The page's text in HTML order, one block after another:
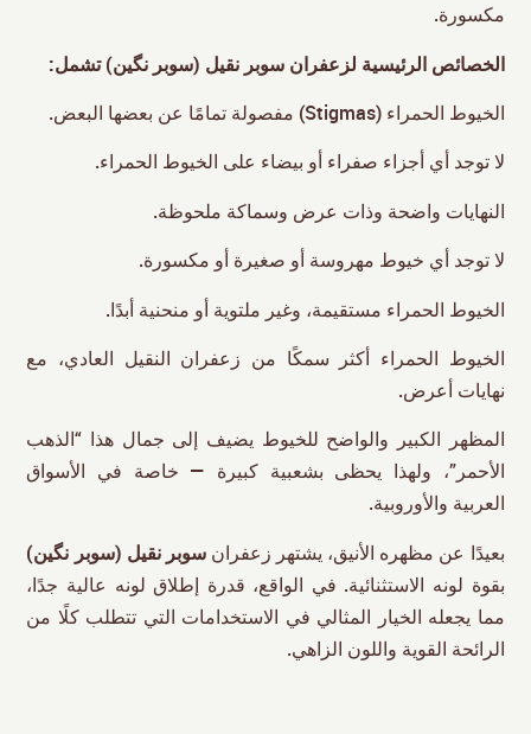
مكسورة.
الخصائص الرئيسية لزعفران سوبر نقیل (سوبر نگین) تشمل:
الخيوط الحمراء (Stigmas) مفصولة تمامًا عن بعضها البعض.
لا توجد أي أجزاء صفراء أو بيضاء على الخيوط الحمراء.
النهايات واضحة وذات عرض وسماكة ملحوظة.
لا توجد أي خيوط مهروسة أو صغيرة أو مكسورة.
الخيوط الحمراء مستقيمة، وغير ملتوية أو منحنية أبدًا.
الخيوط الحمراء أكثر سمكًا من زعفران النقیل العادي، مع
نهايات أعرض.
المظهر الكبير والواضح للخيوط يضيف إلى جمال هذا “الذهب
الأحمر”، ولهذا يحظى بشعبية كبيرة — خاصة في الأسواق
العربية والأوروبية.
بعيدًا عن مظهره الأنيق، يشتهر زعفرانسوبر نقیل (سوبر نگین)
بقوة لونه الاستثنائية. في الواقع، قدرة إطلاق لونه عالية جدًا،
مما يجعله الخيار المثالي في الاستخدامات التي تتطلب كلًا من
الرائحة القوية واللون الزاهي.